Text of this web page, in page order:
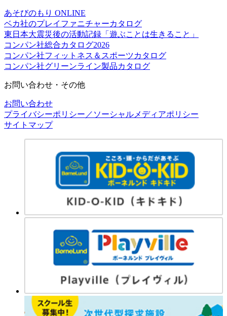
あそびのもり ONLINE
ベカ社のプレイファニチャーカタログ
東日本大震災後の活動記録「遊ぶことは生きること」
コンパン社総合カタログ2026
コンパン社フィットネス＆スポーツカタログ
コンパン社グリーンライン製品カタログ
お問い合わせ・その他
お問い合わせ
プライバシーポリシー／ソーシャルメディアポリシー
サイトマップ